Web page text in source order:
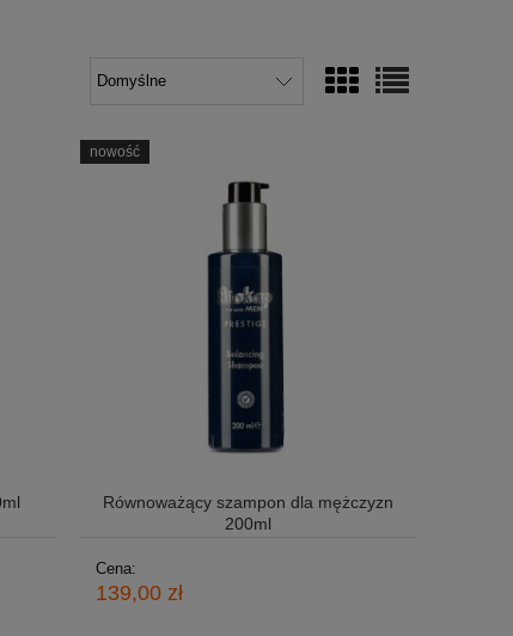
Równoważący szampon dla mężczyzn
200ml
Cena:
139,00 zł
nowość